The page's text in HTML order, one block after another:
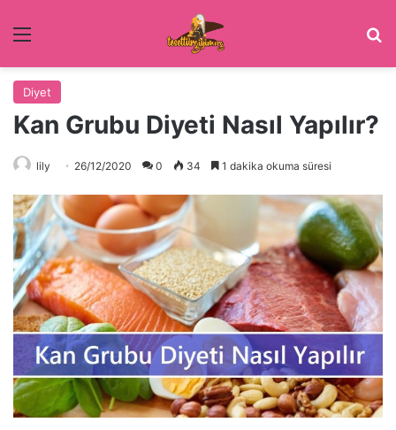
Menü
Diyet
Kan Grubu Diyeti Nasıl Yapılır?
lily 26/12/2020 0 34 1 dakika okuma süresi